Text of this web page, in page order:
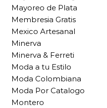
Mayoreo de Plata
Membresia Gratis
Mexico Artesanal
Minerva
Minerva & Ferreti
Moda a tu Estilo
Moda Colombiana
Moda Por Catalogo
Montero